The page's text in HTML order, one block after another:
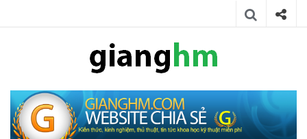
gianghm
kỹ thuật miễn phí